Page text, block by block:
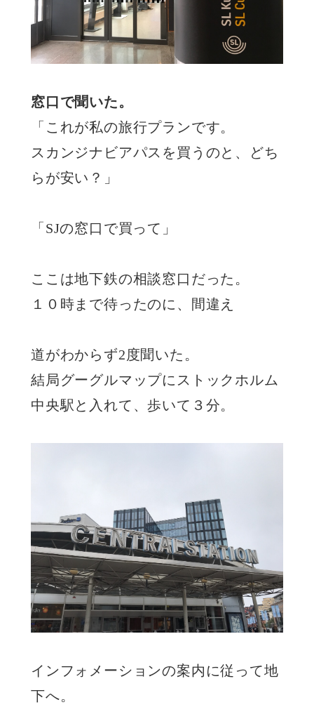
窓口で聞いた。
「これが私の旅行プランです。
スカンジナビアパスを買うのと、どち
らが安い？」
「SJの窓口で買って」
ここは地下鉄の相談窓口だった。
１０時まで待ったのに、間違え
道がわからず2度聞いた。
結局グーグルマップにストックホルム
中央駅と入れて、歩いて３分。
インフォメーションの案内に従って地
下へ。